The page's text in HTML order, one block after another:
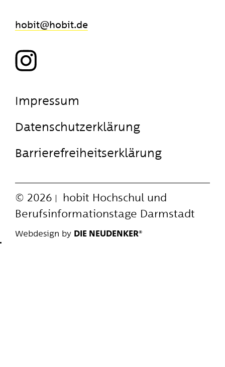
hobit ​hobit.de
Impressum
Datenschutzerklärung
Barrierefreiheitserklärung
© 2026 hobit Hochschul und
Berufsinformationstage Darmstadt
Webdesign by DIE NEUDENKER®